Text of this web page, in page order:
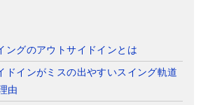
ングのアウトサイドインとは
ドインがミスの出やすいスイング軌道
由